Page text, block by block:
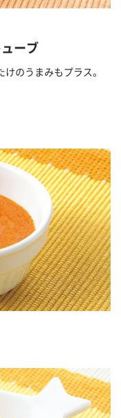
ーブ
のうまみもプラス。